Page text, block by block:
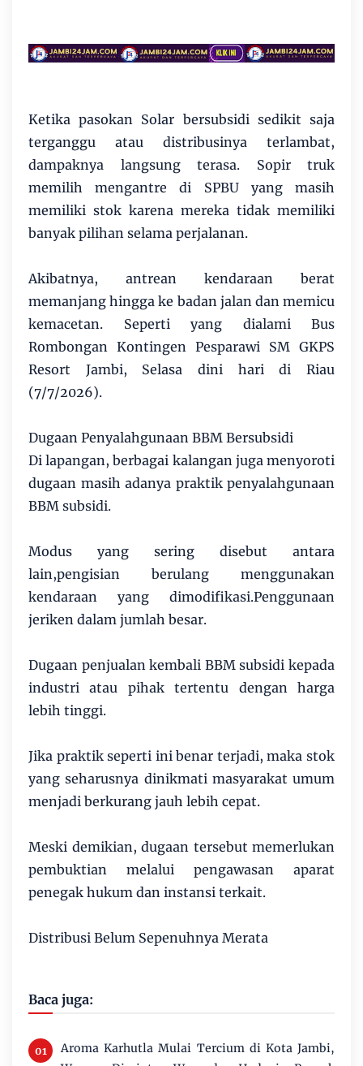
Ketika pasokan Solar bersubsidi sedikit saja
terganggu atau distribusinya terlambat,
dampaknya langsung terasa. Sopir truk
memilih mengantre di SPBU yang masih
memiliki stok karena mereka tidak memiliki
banyak pilihan selama perjalanan.
Akibatnya, antrean kendaraan berat
memanjang hingga ke badan jalan dan memicu
kemacetan. Seperti yang dialami Bus
Rombongan Kontingen Pesparawi SM GKPS
Resort Jambi, Selasa dini hari di Riau
(7/7/2026).
Dugaan Penyalahgunaan BBM Bersubsidi
Di lapangan, berbagai kalangan juga menyoroti
dugaan masih adanya praktik penyalahgunaan
BBM subsidi.
Modus yang sering disebut antara
lain,pengisian berulang menggunakan
kendaraan yang dimodifikasi.Penggunaan
jeriken dalam jumlah besar.
Dugaan penjualan kembali BBM subsidi kepada
industri atau pihak tertentu dengan harga
lebih tinggi.
Jika praktik seperti ini benar terjadi, maka stok
yang seharusnya dinikmati masyarakat umum
menjadi berkurang jauh lebih cepat.
Meski demikian, dugaan tersebut memerlukan
pembuktian melalui pengawasan aparat
penegak hukum dan instansi terkait.
Distribusi Belum Sepenuhnya Merata
Baca juga:
Aroma Karhutla Mulai Tercium di Kota Jambi,